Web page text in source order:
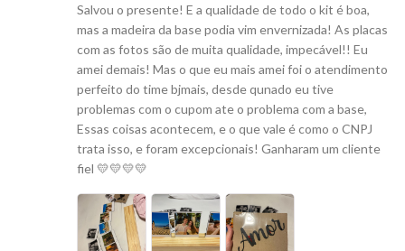
Salvou o presente! E a qualidade de todo o kit é boa,
mas a madeira da base podia vim envernizada! As placas
com as fotos são de muita qualidade, impecável!! Eu
amei demais! Mas o que eu mais amei foi o atendimento
perfeito do time bjmais, desde qunado eu tive
problemas com o cupom ate o problema com a base,
Essas coisas acontecem, e o que vale é como o CNPJ
trata isso, e foram excepcionais! Ganharam um cliente
fiel 💛💛💛💛